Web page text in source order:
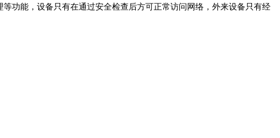
功能，设备只有在通过安全检查后方可正常访问网络，外来设备只有经